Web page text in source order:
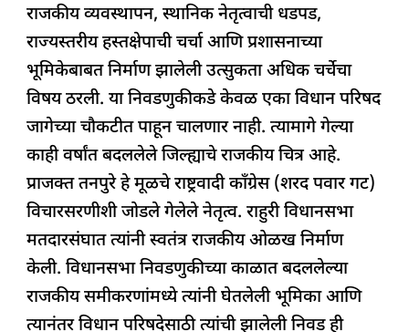
राजकीय व्यवस्थापन, स्थानिक नेतृत्वाची धडपड,
राज्यस्तरीय हस्तक्षेपाची चर्चा आणि प्रशासनाच्या
भूमिकेबाबत निर्माण झालेली उत्सुकता अधिक चर्चेचा
विषय ठरली. या निवडणुकीकडे केवळ एका विधान परिषद
जागेच्या चौकटीत पाहून चालणार नाही. त्यामागे गेल्या
काही वर्षांत बदललेले जिल्ह्याचे राजकीय चित्र आहे.
प्राजक्त तनपुरे हे मूळचे राष्ट्रवादी काँग्रेस (शरद पवार गट)
विचारसरणीशी जोडले गेलेले नेतृत्व. राहुरी विधानसभा
मतदारसंघात त्यांनी स्वतंत्र राजकीय ओळख निर्माण
केली. विधानसभा निवडणुकीच्या काळात बदललेल्या
राजकीय समीकरणांमध्ये त्यांनी घेतलेली भूमिका आणि
त्यानंतर विधान परिषदेसाठी त्यांची झालेली निवड ही